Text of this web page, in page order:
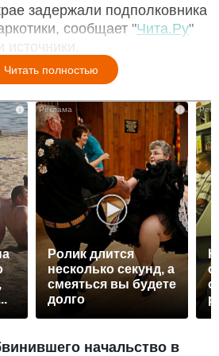
задержали подполковника
сообщает "Чита.Ру"
Читать полностью
i
Ролик длится
несколько секунд, а
смеяться вы будете
долго
начальство в